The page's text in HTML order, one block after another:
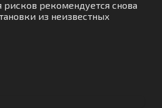
рекомендуется снова
из неизвестных